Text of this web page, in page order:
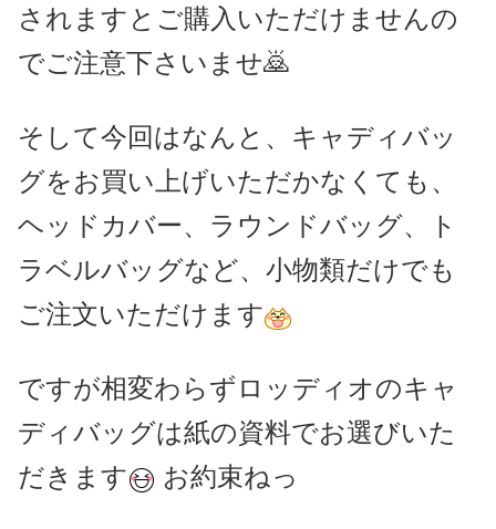
されますとご購入いただけませんの
でご注意下さいませ🙇
そして今回はなんと、キャディバッ
グをお買い上げいただかなくても、
ヘッドカバー、ラウンドバッグ、ト
ラベルバッグなど、小物類だけでも
ご注文いただけます
ですが相変わらずロッディオのキャ
ディバッグは紙の資料でお選びいた
だきます
お約束ねっ